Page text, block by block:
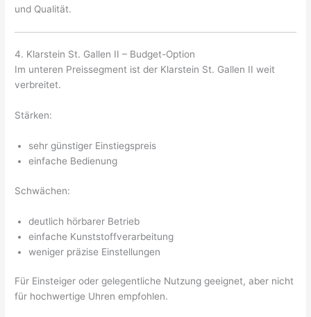
und Qualität.
4. Klarstein St. Gallen II – Budget-Option
Im unteren Preissegment ist der Klarstein St. Gallen II weit
verbreitet.
Stärken:
sehr günstiger Einstiegspreis
einfache Bedienung
Schwächen:
deutlich hörbarer Betrieb
einfache Kunststoffverarbeitung
weniger präzise Einstellungen
Für Einsteiger oder gelegentliche Nutzung geeignet, aber nicht
für hochwertige Uhren empfohlen.